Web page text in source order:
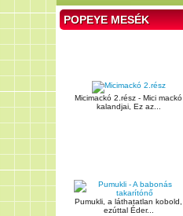
POPEYE MESÉK
Micimackó 2.rész - Mici mackó
kalandjai, Ez az...
Pumukli, a láthatatlan kobold,
ezúttal Éder...